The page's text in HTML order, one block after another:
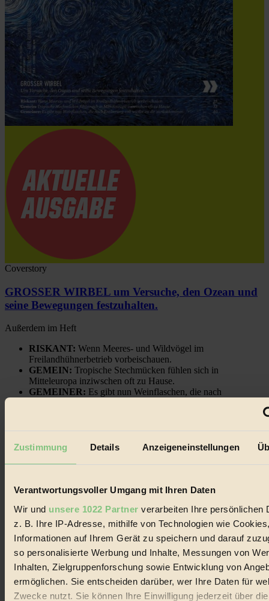
Zustimmung Details Anzeigeneinstellungen
Verantwortungsvoller Umgang mit Ihren Daten
Wir und unsere 1022 Partner verarbeiten Ihre persönlichen
z. B. Ihre IP-Adresse, mithilfe von Technologien wie
Informationen auf Ihrem Gerät zu speichern und darauf
so personalisierte Werbung und Inhalte, Messungen von
Inhalten, Zielgruppenforschung sowie Entwicklung von
ermöglichen. Sie entscheiden darüber, wer Ihre Daten für
Zwecke nutzt. Sie können Ihre Einwilligung jederzeit über
Coverstory
GROSSER WIRBEL um Versuche, den Ozean und
seine Bewegungen festzuhalten.
Außerdem im Heft
RISKANT: Wenn Meeres- und Wildvögel im
Freilandhühnerbetrieb vorbeischauen.
GEMEIN: Tropische Stechmücken fühlen sich in
Mitteleuropa inziwschen oft zu Hause.
GEMEINER: Es gibt nun Weinflaschen, die nach
Erhalte in regelmäßigen Abständen die aktuellsten Artikel,
Gewinnspiele & Ausgaben übersichtlich aufbereitet vom
BIORAMA-Magazin per E-Mail.
Jetzt eintragen: